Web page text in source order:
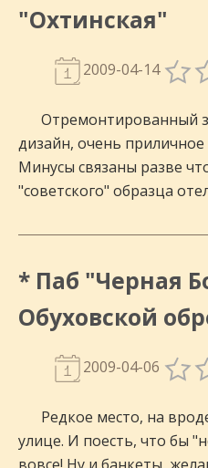
"Охтинская"
2009-04-14
Отремонтированный
дизайн, очень
Минусы связаны разве
"советского" образца
* Паб "Черная
Обуховской
2009-04-06
Редкое место, на
улице. И поесть, что бы